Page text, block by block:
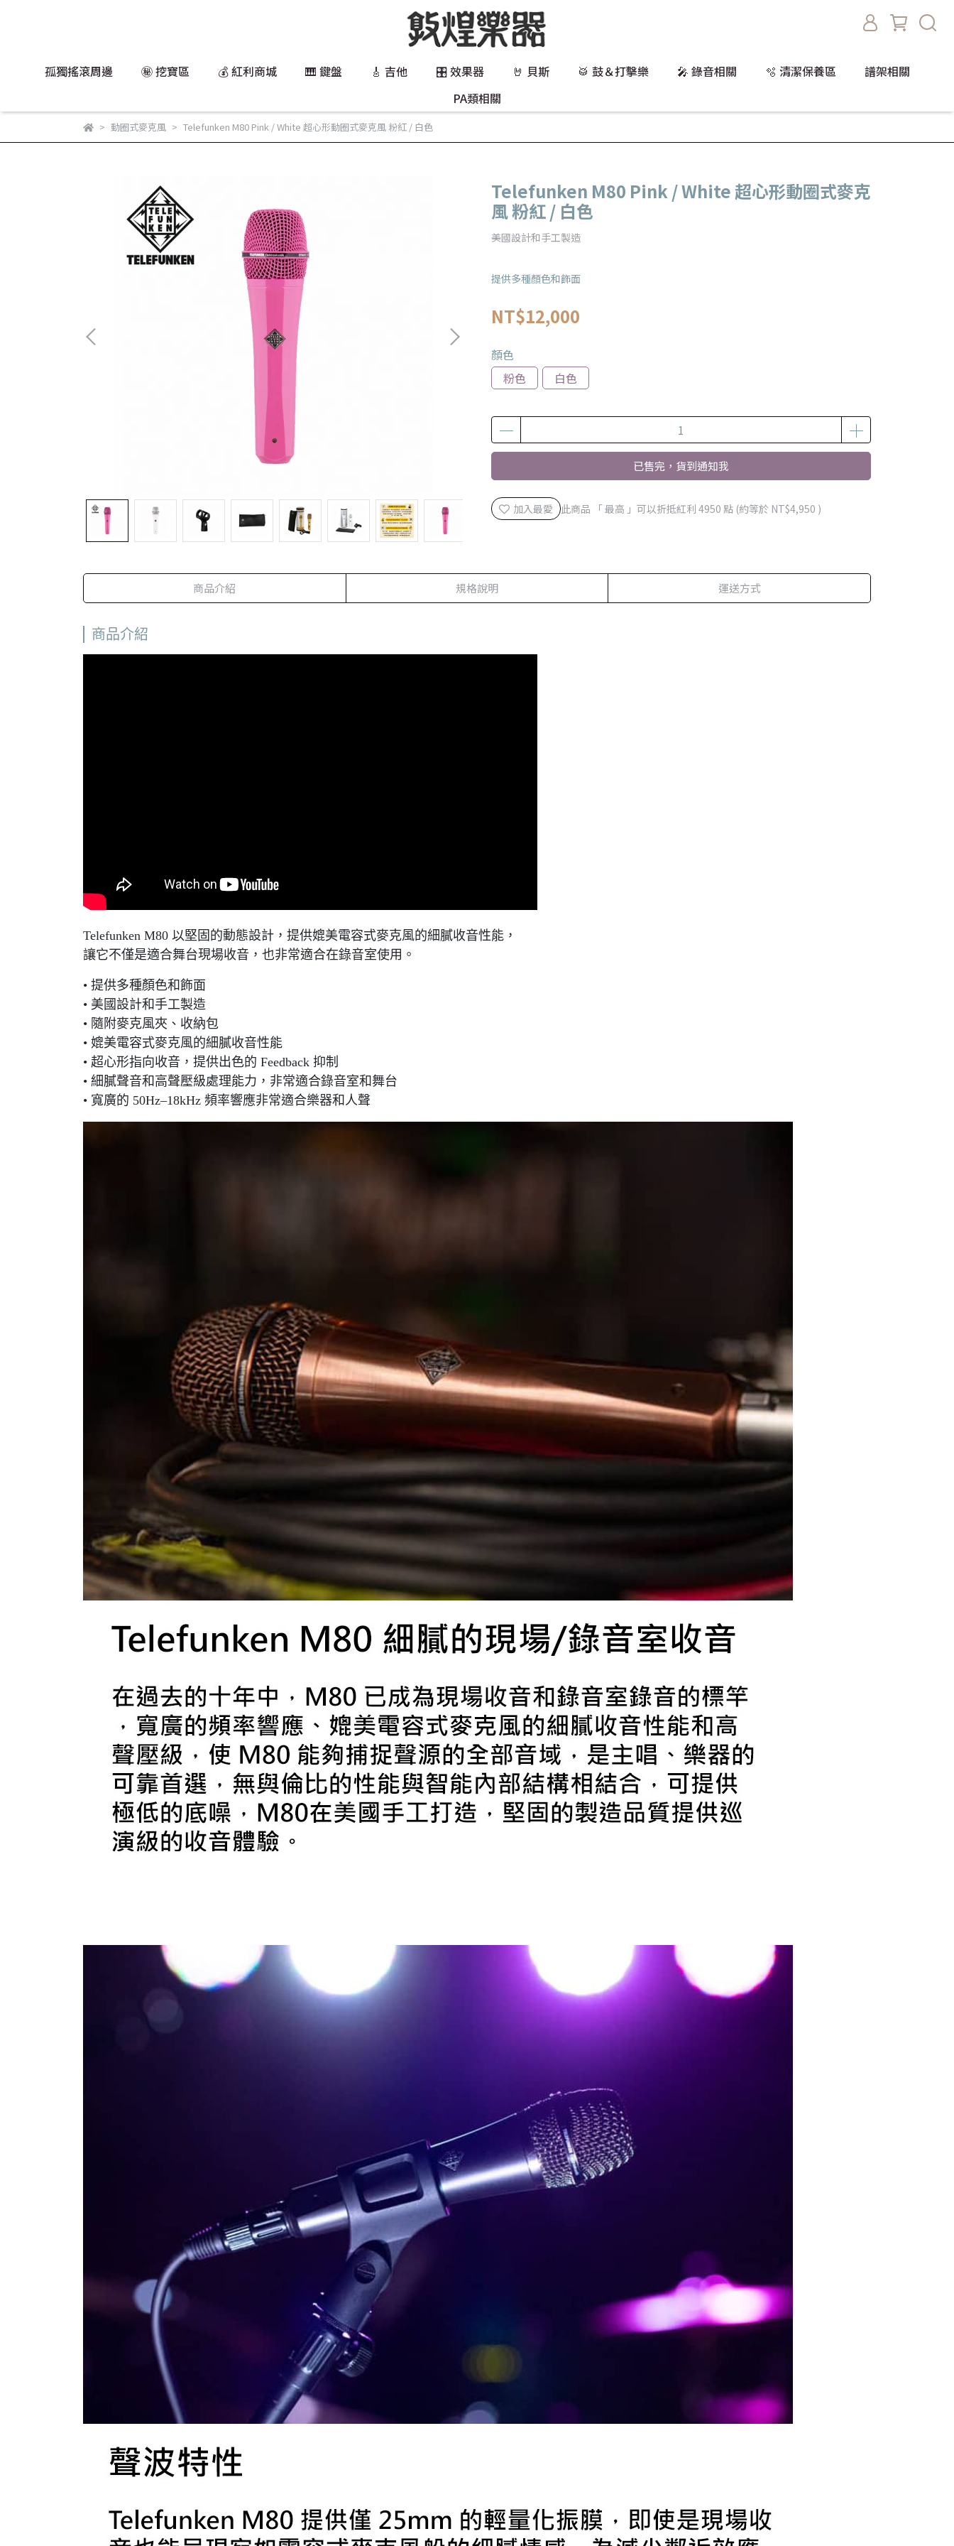
孤獨搖滾周邊 ㊙️ 挖寶區 💰 紅利商城 🎹 鍵盤 🎸 吉他 🎛️ 效果器 🤘 貝斯 🥁 鼓＆打擊樂 🎤 錄音相關 🫧 清潔保養區
譜架相關
PA類相關
動圈式麥克風 Telefunken M80 Pink / White 超心形動圈式麥克風 粉紅 / 白色
Telefunken M80 Pink / White 超心形動圈式麥克
風 粉紅 / 白色
美國設計和手工製造
提供多種顏色和飾面
NT$12,000
顏色
粉色
白色
已售完，貨到通知我
加入最愛 此商品 「 最高 」可以折抵紅利 4950 點 (約等於 NT$4,950 )
商品介紹 規格說明 運送方式
商品介紹
Telefunken M80 以堅固的動態設計，提供媲美電容式麥克風的細膩收音性能，
讓它不僅是適合舞台現場收音，也非常適合在錄音室使用。
• 提供多種顏色和飾面
• 美國設計和手工製造
• 隨附麥克風夾、收納包
• 媲美電容式麥克風的細膩收音性能
• 超心形指向收音，提供出色的 Feedback 抑制
• 細膩聲音和高聲壓級處理能力，非常適合錄音室和舞台
• 寬廣的 50Hz–18kHz 頻率響應非常適合樂器和人聲